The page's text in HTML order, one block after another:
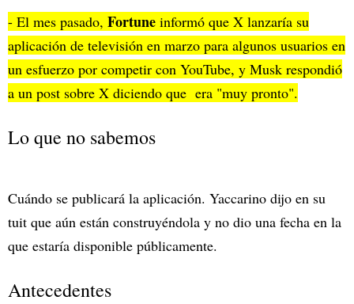
- El mes pasado, Fortune informó que X lanzaría su
aplicación de televisión en marzo para algunos usuarios en
un esfuerzo por competir con YouTube, y Musk respondió
a un post sobre X diciendo que era "muy pronto".
Lo que no sabemos
Cuándo se publicará la aplicación. Yaccarino dijo en su
tuit que aún están construyéndola y no dio una fecha en la
que estaría disponible públicamente.
Antecedentes